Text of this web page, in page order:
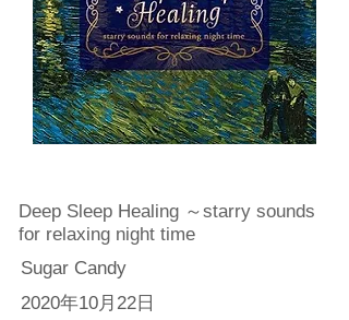
Deep Sleep Healing ～starry sounds
for relaxing night time
Sugar Candy
2020年10月22日